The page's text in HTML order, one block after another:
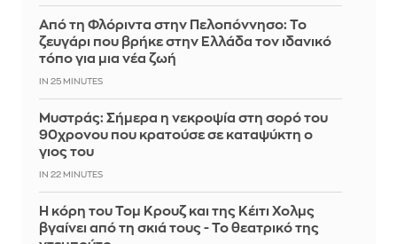
Από τη Φλόριντα στην Πελοπόννησο: Το
ζευγάρι που βρήκε στην Ελλάδα τον ιδανικό
τόπο για μια νέα ζωή
IN 25 MINUTES
Mυστράς: Σήμερα η νεκροψία στη σορό του
90χρονου που κρατούσε σε καταψύκτη ο
γιος του
IN 22 MINUTES
Η κόρη του Τομ Κρουζ και της Κέιτι Χολμς
βγαίνει από τη σκιά τους - Το θεατρικό της